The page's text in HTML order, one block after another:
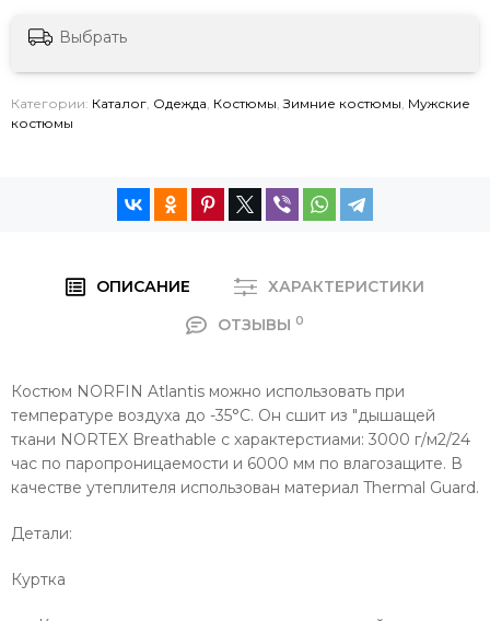
Выбрать
Категории: Каталог, Одежда, Костюмы,Зимние костюмы, Мужские
костюмы
ОПИСАНИЕ
ХАРАКТЕРИСТИКИ
ОТЗЫВЫ 0
Костюм NORFIN Atlantis можно использовать при
температуре воздуха до -35°С. Он сшит из "дышащей
ткани NORTEX Breathable с характерстиами: 3000 г/м2/24
час по паропроницаемости и 6000 мм по влагозащите. В
качестве утеплителя использован материал Thermal Guard.
Детали:
Куртка